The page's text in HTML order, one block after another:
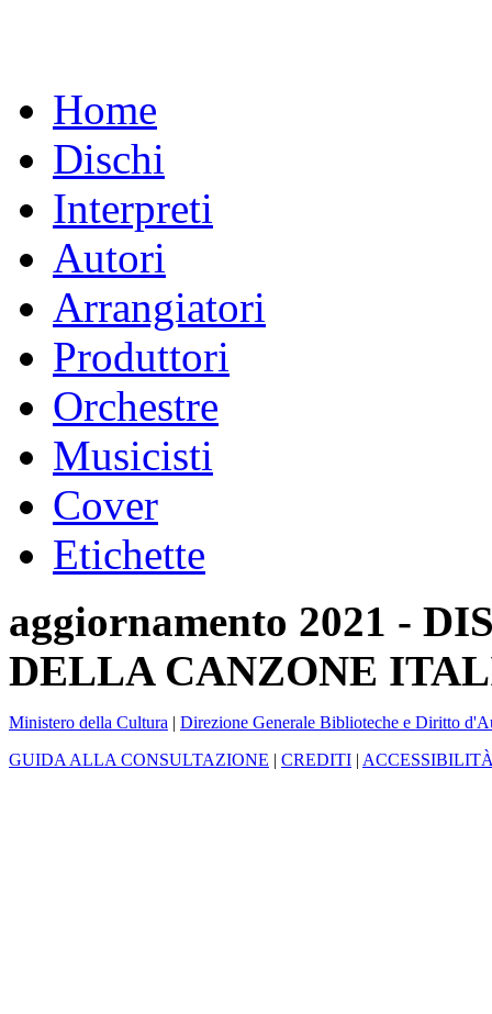
Home
Dischi
Interpreti
Autori
Arrangiatori
Produttori
Orchestre
Musicisti
Cover
Etichette
aggiornamento 2021 -
DELLA CANZONE
Ministero della Cultura | Direzione Generale Biblioteche e Diritto
GUIDA ALLA CONSULTAZIONE | CREDITI |